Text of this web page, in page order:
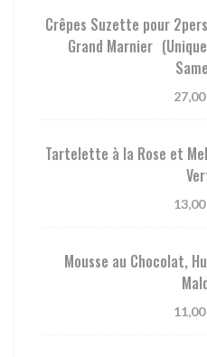
Crêpes Suzette pour
Grand Marnier
27,00
Tartelette à la Rose et
13,00
Mousse au Chocolat,
11,00